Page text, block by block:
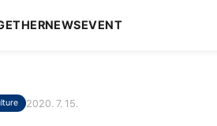
NEWSEVENT
2020. 7. 15.